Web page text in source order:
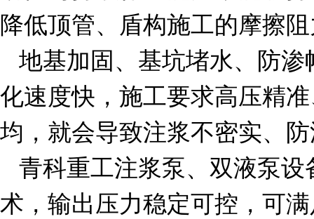
降低顶管、盾构施工的摩擦
地基加固、基坑堵水、防渗
化速度快，施工要求高压精
均，就会导致注浆不密实、
青科重工注浆泵、双液泵
术，输出压力稳定可控，可